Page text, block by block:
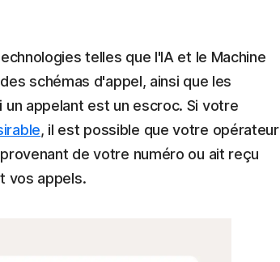
telles que l'IA et le Machine
schémas d'appel, ainsi que les
appelant est un escroc. Si votre
, il est possible que votre opérateur
de votre numéro ou ait reçu
vos appels.